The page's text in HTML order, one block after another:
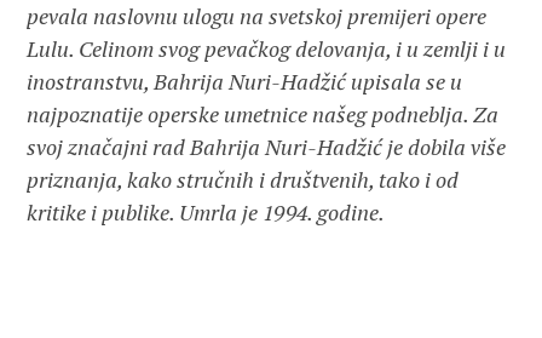
pevala naslovnu ulogu na svetskoj premijeri opere
Lulu. Celinom svog pevačkog delovanja, i u zemlji i u
inostranstvu, Bahrija Nuri-Hadžić upisala se u
najpoznatije operske umetnice našeg podneblja. Za
svoj značajni rad Bahrija Nuri-Hadžić je dobila više
priznanja, kako stručnih i društvenih, tako i od
kritike i publike. Umrla je 1994. godine.